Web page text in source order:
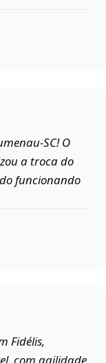
O
a troca do
funcionando
Fidélis,